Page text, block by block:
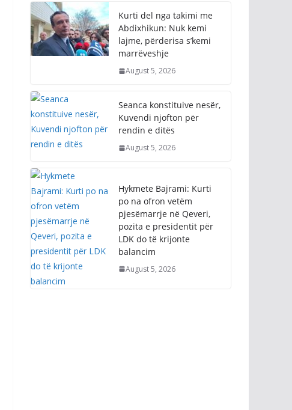
Kurti del nga takimi me
Abdixhikun: Nuk kemi
lajme, përderisa s’kemi
marrëveshje
August 5, 2026
Seanca konstituive nesër,
Kuvendi njofton për
rendin e ditës
August 5, 2026
Hykmete Bajrami: Kurti
po na ofron vetëm
pjesëmarrje në Qeveri,
pozita e presidentit për
LDK do të krijonte
balancim
August 5, 2026